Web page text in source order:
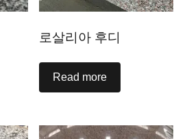
로살리아 후디
Read more